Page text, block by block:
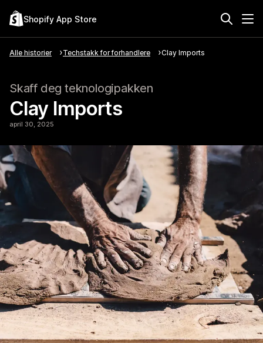
Shopify App Store
Alle historier Techstakk for forhandlere Clay Imports
Skaff deg teknologipakken
Clay Imports
april 30, 2025